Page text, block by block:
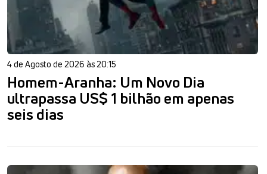
4 de Agosto de 2026 às 20:15
Homem-Aranha: Um Novo Dia
ultrapassa US$ 1 bilhão em apenas
seis dias